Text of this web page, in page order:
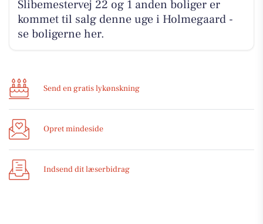
Slibemestervej 22 og 1 anden boliger er
kommet til salg denne uge i Holmegaard -
se boligerne her.
Send en gratis lykønskning
Opret mindeside
Indsend dit læserbidrag